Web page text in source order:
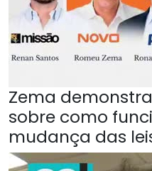
Zema
sobre como
mudança das